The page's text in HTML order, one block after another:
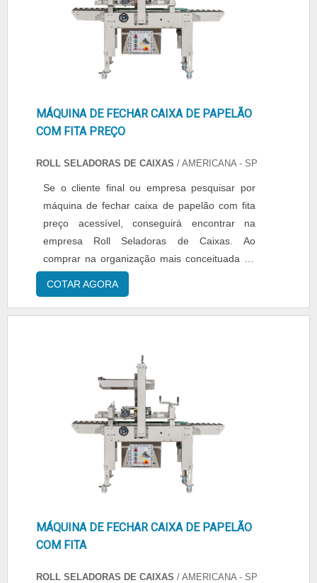
MÁQUINA DE FECHAR CAIXA DE PAPELÃO
COM FITA PREÇO
ROLL SELADORAS DE CAIXAS / AMERICANA - SP
Se o cliente final ou empresa pesquisar por
máquina de fechar caixa de papelão com fita
preço acessível, conseguirá encontrar na
empresa Roll Seladoras de Caixas. Ao
comprar na organização mais conceituada do
ramo, o cliente conta com o melhor em
qualidade e custo-benefício.MAIS SOBRE
papelão com fita preço acessível em uma e...
COTAR AGORA
MÁQUINA DE FECHAR CAIXA DE PAPELÃO
COM FITA
ROLL SELADORAS DE CAIXAS / AMERICANA - SP